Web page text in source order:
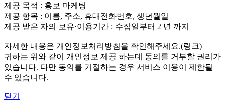
제공 목적 : 홍보 마케팅
제공 항목 : 이름, 주소, 휴대전화번호, 생년월일
제공 받은 자의 보유·이용기간 : 수집일부터 2 년 까지
자세한 내용은 개인정보처리방침을 확인해주세요.(링크)
귀하는 위와 같이 개인정보 제공 하는데 동의를 거부할 권리가
있습니다. 다만 동의를 거절하는 경우 서비스 이용이 제한될
수 있습니다.
닫기